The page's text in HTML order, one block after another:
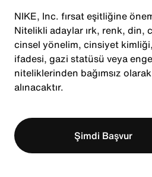
NIKE, Inc. fırsat eşitliğine
Nitelikli adaylar ırk, renk, din,
cinsel yönelim, cinsiyet
ifadesi, gazi statüsü veya
niteliklerinden bağımsız
alınacaktır.
Şimdi Başvur